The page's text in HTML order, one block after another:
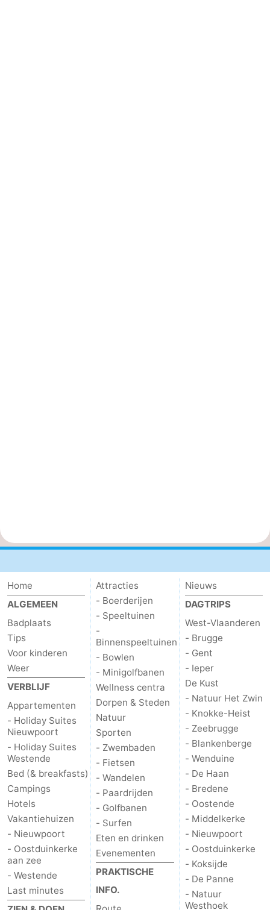
Home
ALGEMEEN
Badplaats
Tips
Voor kinderen
Weer
VERBLIJF
Appartementen
- Holiday Suites
Nieuwpoort
- Holiday Suites
Westende
Bed (& breakfasts)
Campings
Hotels
Vakantiehuizen
- Nieuwpoort
- Oostduinkerke
aan zee
- Westende
Last minutes
Attracties
- Boerderijen
- Speeltuinen
-
Binnenspeeltuinen
- Bowlen
- Minigolfbanen
Wellness centra
Dorpen & Steden
Natuur
Sporten
- Zwembaden
- Fietsen
- Wandelen
- Paardrijden
- Golfbanen
- Surfen
Eten en drinken
Evenementen
PRAKTISCHE
INFO.
Nieuws
DAGTRIPS
West-Vlaanderen
- Brugge
- Gent
- Ieper
De Kust
- Natuur Het Zwin
- Knokke-Heist
- Zeebrugge
- Blankenberge
- Wenduine
- De Haan
- Bredene
- Oostende
- Middelkerke
- Nieuwpoort
- Oostduinkerke
- Koksijde
- De Panne
- Natuur
Westhoek